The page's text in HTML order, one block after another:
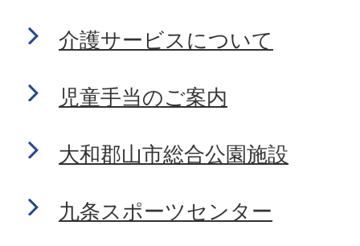
介護サービスについて
児童手当のご案内
大和郡山市総合公園施設
九条スポーツセンター